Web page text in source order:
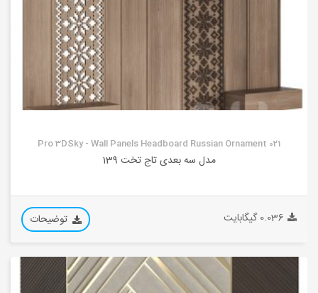
Pro 3DSky - Wall Panels Headboard Russian Ornament 021
مدل سه بعدی تاج تخت 139
0.036 گیگابایت توضیحات